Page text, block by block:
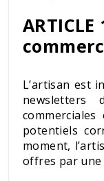
L’artisan est
newsletters
potentiels
moment,
offres par une